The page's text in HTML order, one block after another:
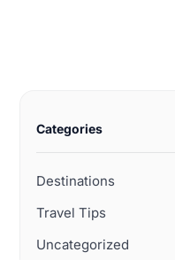
Categories
Destinations
Travel Tips
Uncategorized